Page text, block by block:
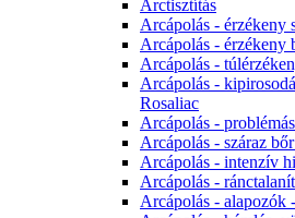
Arctisztítás
Arcápolás - érzékeny
Arcápolás - érzékeny
Arcápolás -
Arcápolás -
Rosaliac
Arcápolás -
Arcápolás - száraz
Arcápolás - intenzív
Arcápolás -
Arcápolás - alapozók